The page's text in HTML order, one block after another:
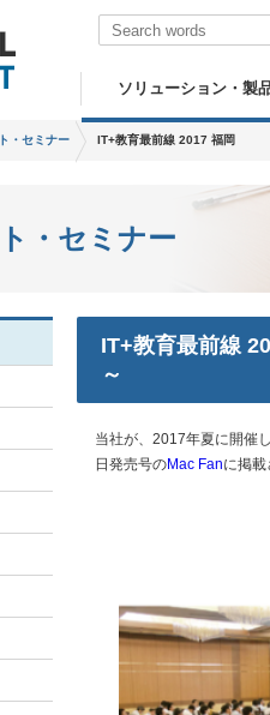
ソリューション・製
・セミナー IT+教育最前線 2017 福岡
・セミナー
IT+教育最前線
～
当社が、2017年夏に開催
日発売号のMac Fanに掲